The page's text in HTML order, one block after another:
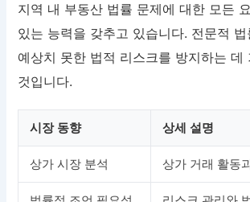
지역 내 부동산 법률 문제에 대한 모든
있는 능력을 갖추고 있습니다. 전문적 법
예상치 못한 법적 리스크를 방지하는 데
것입니다.
시장 동향 상세 설명
상가 시장 분석 상가 거래 활동